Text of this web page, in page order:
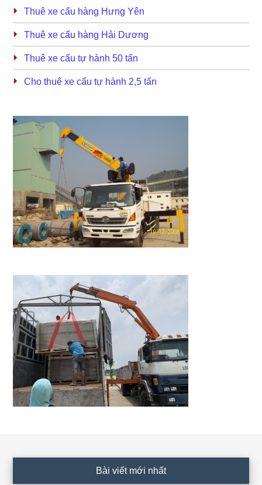
Thuê xe cẩu hàng Hưng Yên
Thuê xe cẩu hàng Hải Dương
Thuê xe cẩu tự hành 50 tấn
Cho thuê xe cẩu tự hành 2,5 tấn
Bài viết mới nhất